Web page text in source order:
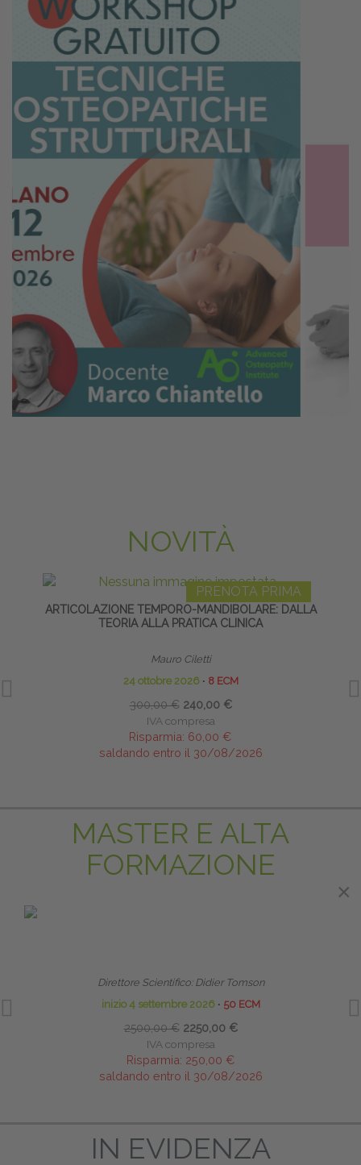
NOVITÀ
PRENOTA PRIMA
ARTICOLAZIONE TEMPORO-MANDIBOLARE: DALLA
TEORIA ALLA PRATICA CLINICA
Mauro Ciletti
24 ottobre 2026 ∙ 8 ECM
300,00 € 240,00 €
IVA compresa
Risparmia: 60,00 €
saldando entro il 30/08/2026
MASTER E ALTA
FORMAZIONE
Direttore Scientifico: Didier Tomson
inizio 4 settembre 2026 ∙ 50 ECM
2500,00 € 2250,00 €
IVA compresa
Risparmia: 250,00 €
saldando entro il 30/08/2026
IN EVIDENZA
×
×